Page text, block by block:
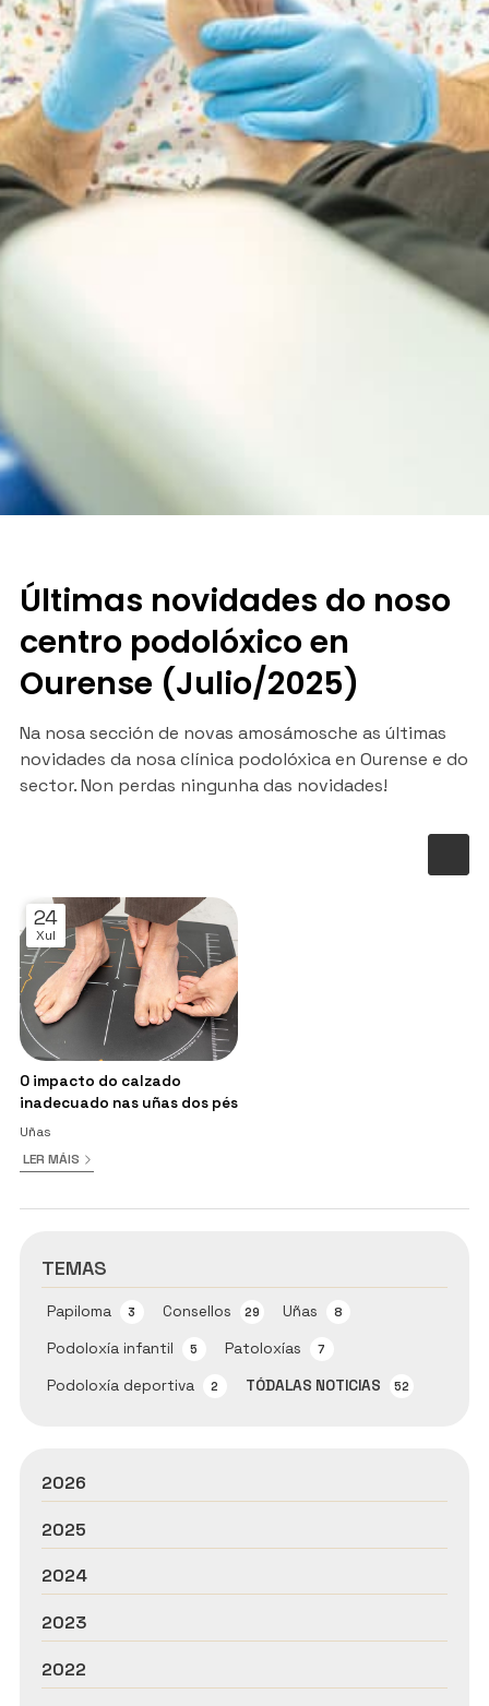
Últimas novidades do noso
centro podolóxico en
Ourense (Julio/2025)
Na nosa sección de novas amosámosche as últimas
novidades da nosa clínica podolóxica en Ourense e do
sector. Non perdas ningunha das novidades!
TEMAS
TÓDALAS NOTICIAS 52
Papiloma 3 Consellos 29 Uñas 8
Podoloxía infantil 5 Patoloxías 7
Podoloxía deportiva 2
24
Xul
O impacto do calzado
inadecuado nas uñas dos pés
Uñas
LER MÁIS
2026
2025
2024
2023
2022